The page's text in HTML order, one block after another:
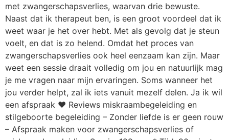
met zwangerschapsverlies, waarvan drie bewuste.
Naast dat ik therapeut ben, is een groot voordeel dat ik
weet waar je het over hebt. Met als gevolg dat je steun
voelt, en dat is zo helend. Omdat het proces van
zwangerschapsverlies ook heel eenzaam kan zijn. Maar
weet een sessie draait volledig om jou en natuurlijk mag
je me vragen naar mijn ervaringen. Soms wanneer het
jou verder helpt, zal ik iets vanuit mezelf delen. Ja ik wil
een afspraak ❤ Reviews miskraambegeleiding en
stilgeboorte begeleiding – Zonder liefde is er geen rouw
– Afspraak maken voor zwangerschapsverlies of